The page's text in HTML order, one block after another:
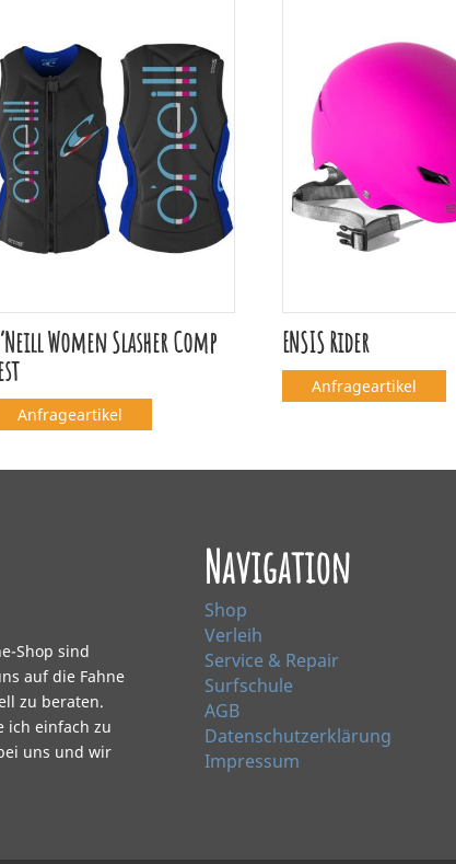
Women Slasher Comp
Anfrageartikel
ENSIS Rider
Anfrageartikel
Shop sind
auf die Fahne
zu beraten.
ich einfach zu
uns und wir
Navigation
Shop
Verleih
Service & Repair
Surfschule
AGB
Datenschutzerklärung
Impressum